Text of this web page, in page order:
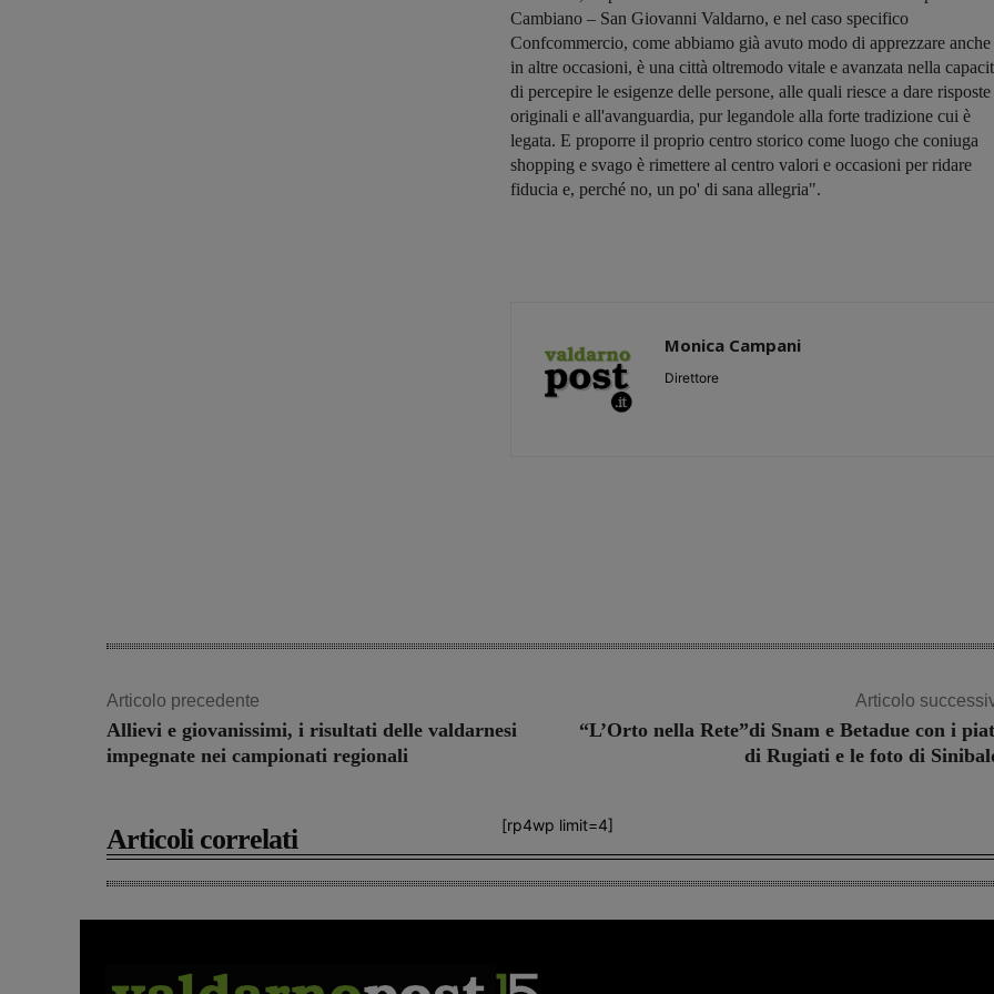
Cambiano – San Giovanni Valdarno, e nel caso specifico
Confcommercio, come abbiamo già avuto modo di apprezzare anche
in altre occasioni, è una città oltremodo vitale e avanzata nella
di percepire le esigenze delle persone, alle quali riesce a dare risposte
originali e all'avanguardia, pur legandole alla forte tradizione cui è
legata. E proporre il proprio centro storico come luogo che coniuga
shopping e svago è rimettere al centro valori e occasioni per ridare
fiducia e, perché no, un po' di sana allegria".
Monica Campani
Direttore
Articolo precedente
Allievi e giovanissimi, i risultati delle valdarnesi
impegnate nei campionati regionali
Articolo
“L’Orto nella Rete”di Snam e Betadue con i
di Rugiati e le foto di
[rp4wp limit=4]
Articoli correlati